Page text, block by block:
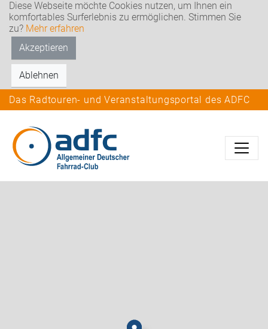
Diese Webseite möchte Cookies nutzen, um Ihnen ein
komfortables Surferlebnis zu ermöglichen. Stimmen Sie
zu? Mehr erfahren
Akzeptieren
Ablehnen
Das Radtouren- und Veranstaltungsportal des ADFC